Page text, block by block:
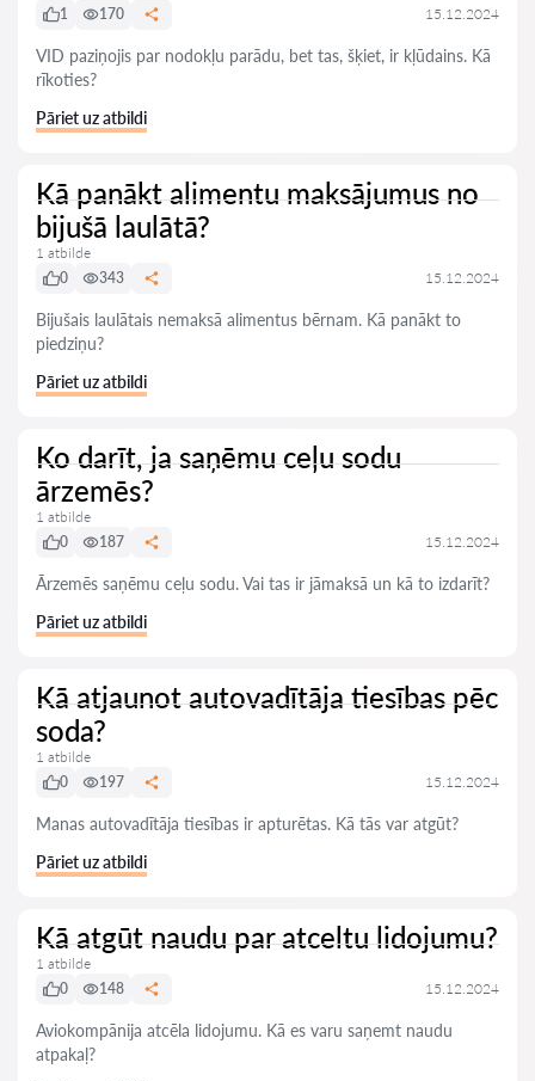
1
170 15.12.2024
VID paziņojis par nodokļu parādu, bet tas, šķiet, ir kļūdains. Kā
rīkoties?
Pāriet uz atbildi
Kā panākt alimentu maksājumus no
bijušā laulātā?
1 atbilde
0
343 15.12.2024
Bijušais laulātais nemaksā alimentus bērnam. Kā panākt to
piedziņu?
Pāriet uz atbildi
Ko darīt, ja saņēmu ceļu sodu
ārzemēs?
1 atbilde
0
187 15.12.2024
Ārzemēs saņēmu ceļu sodu. Vai tas ir jāmaksā un kā to izdarīt?
Pāriet uz atbildi
Kā atjaunot autovadītāja tiesības pēc
soda?
1 atbilde
0
197 15.12.2024
Manas autovadītāja tiesības ir apturētas. Kā tās var atgūt?
Pāriet uz atbildi
Kā atgūt naudu par atceltu lidojumu?
1 atbilde
0
148 15.12.2024
Aviokompānija atcēla lidojumu. Kā es varu saņemt naudu
atpakaļ?